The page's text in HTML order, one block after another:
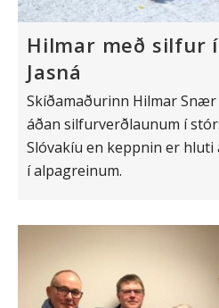
Hilmar með silfur
Jasná
Skíðamaðurinn Hilmar
áðan silfurverðlaunum í
Slóvakíu en keppnin er hluti
í alpagreinum.